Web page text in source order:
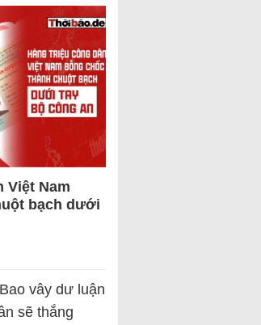
Việt Nam
bạch dưới
Bao vây dư luận
sẽ thắng